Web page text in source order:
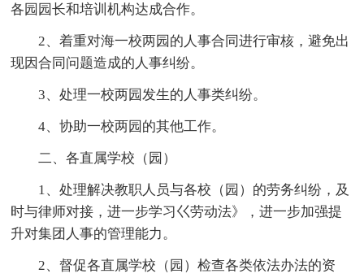
各园园长和培训机构达成合作。
2、着重对海一校两园的人事合同进行审核，避免出
现因合同问题造成的人事纠纷。
3、处理一校两园发生的人事类纠纷。
4、协助一校两园的其他工作。
二、各直属学校（园）
1、处理解决教职人员与各校（园）的劳务纠纷，及
时与律师对接，进一步学习巜劳动法》，进一步加强提
升对集团人事的管理能力。
2、督促各直属学校（园）检查各类依法办法的资